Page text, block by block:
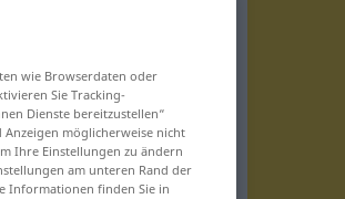
wie Browserdaten oder
Sie Tracking-
Dienste bereitzustellen“
möglicherweise nicht
Ihre Einstellungen zu ändern
am unteren Rand der
Informationen finden Sie in